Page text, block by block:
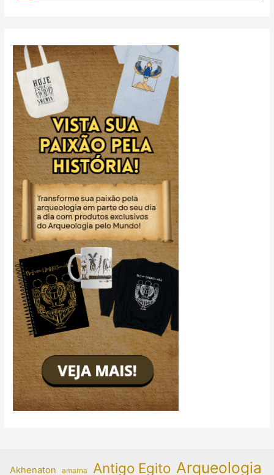
Akhenaton amarna Antigo Egito Arqueologia